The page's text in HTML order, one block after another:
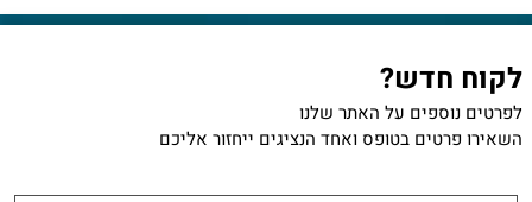
לקוח חדש?
לפרטים נוספים על האתר שלנו
השאירו פרטים בטופס ואחד הנציגים ייחזור אליכם